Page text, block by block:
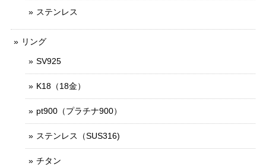
ステンレス
リング
SV925
K18（18金）
pt900（プラチナ900）
ステンレス（SUS316)
チタン